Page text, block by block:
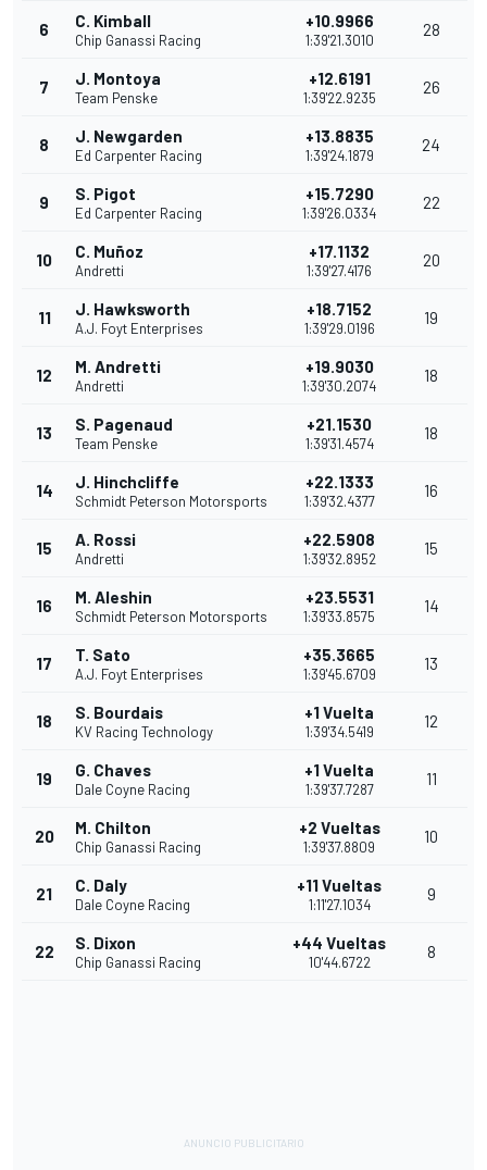
6 C. Kimball
Chip Ganassi Racing
+10.9966
1:39'21.3010
28
7 J. Montoya
Team Penske
+12.6191
1:39'22.9235
26
8 J. Newgarden
Ed Carpenter Racing
+13.8835
1:39'24.1879
24
9 S. Pigot
Ed Carpenter Racing
+15.7290
1:39'26.0334
22
10 C. Muñoz
Andretti
+17.1132
1:39'27.4176
20
11 J. Hawksworth
A.J. Foyt Enterprises
+18.7152
1:39'29.0196
19
12 M. Andretti
Andretti
+19.9030
1:39'30.2074
18
13 S. Pagenaud
Team Penske
+21.1530
1:39'31.4574
18
14 J. Hinchcliffe
Schmidt Peterson Motorsports
+22.1333
1:39'32.4377
16
15 A. Rossi
Andretti
+22.5908
1:39'32.8952
15
16 M. Aleshin
Schmidt Peterson Motorsports
+23.5531
1:39'33.8575
14
17 T. Sato
A.J. Foyt Enterprises
+35.3665
1:39'45.6709
13
18 S. Bourdais
KV Racing Technology
+1 Vuelta
1:39'34.5419
12
19 G. Chaves
Dale Coyne Racing
+1 Vuelta
1:39'37.7287
11
20 M. Chilton
Chip Ganassi Racing
+2 Vueltas
1:39'37.8809
10
21 C. Daly
Dale Coyne Racing
+11 Vueltas
1:11'27.1034
9
22 S. Dixon
Chip Ganassi Racing
+44 Vueltas
10'44.6722
8